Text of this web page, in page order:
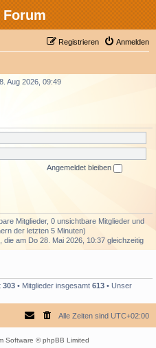
Forum
Anmelden
Registrieren
Aug 2026, 09:49
Angemeldet bleiben
Mitglieder, 0 unsichtbare Mitglieder und
der letzten 5 Minuten)
die am Do 28. Mai 2026, 10:37 gleichzeitig
303 • Mitglieder insgesamt 613 • Unser
Alle Zeiten sind UTC+02:00
Software © phpBB Limited